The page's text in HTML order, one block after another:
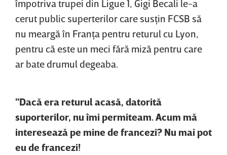
împotriva trupei din Ligue 1, Gigi Becali le-a
cerut public superterilor care susţin FCSB să
nu meargă în Franţa pentru returul cu Lyon,
pentru că este un meci fără miză pentru care
ar bate drumul degeaba.
"Dacă era returul acasă, datorită
suporterilor, nu îmi permiteam. Acum mă
interesează pe mine de francezi? Nu mai pot
eu de francezi!